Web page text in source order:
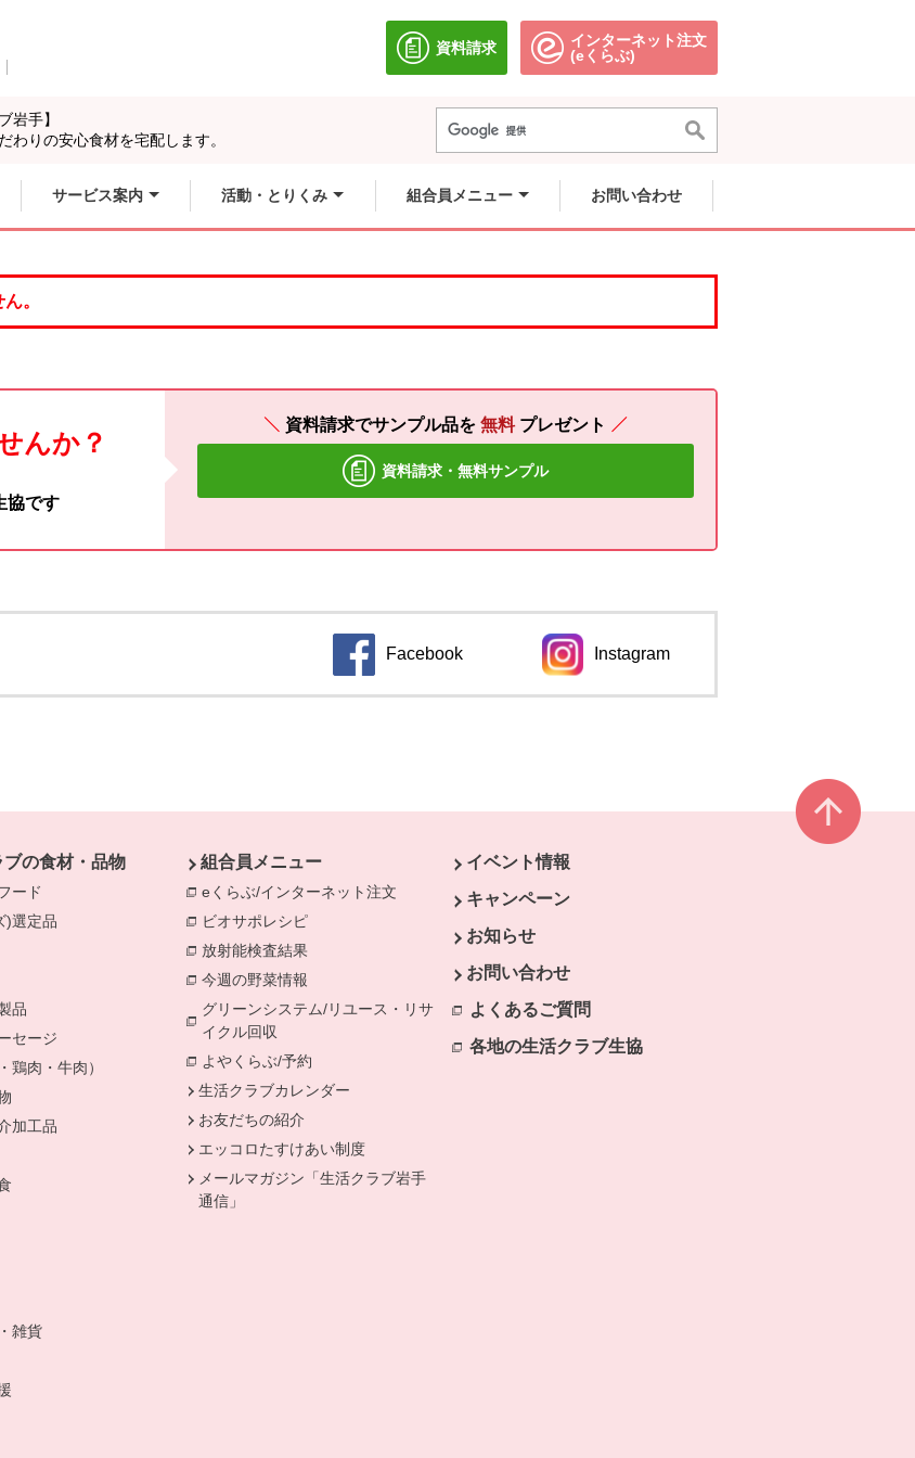
資料請求
別のウィンドウで開きます。
インターネット注文
(eくらぶ)別のウィンドウで開きます。
岩手】
わりの安心食材を宅配します。
サービス案内 活動・とりくみ 組合員メニュー お問い合わせ
。
んか？
協です
資料請求でサンプル品を 無料 プレゼント
資料請求・無料サンプル
Facebook Instagram
。
の食材・品物
ード
別のウィンドウで開きます。
)選定品 別のウィンドウで開きます。
品 別のウィンドウで開きます。
セージ 別のウィンドウで開きます。
鶏肉・牛肉）
別のウィンドウで開きます。
別のウィンドウで開きます。
加工品 別のウィンドウで開きます。
別のウィンドウで開きます。
雑貨
組合員メニュー
eくらぶ/インターネット注文 別のウィンドウで開きます。
ビオサポレシピ
放射能検査結果 別のウィンドウで開きます。
今週の野菜情報 別のウィンドウで開きます。
グリーンシステム/リユース・リサ
イクル回収
よやくらぶ/予約
生活クラブカレンダー
お友だちの紹介
エッコロたすけあい制度
メールマガジン「生活クラブ岩手
通信」
イベント情報
キャンペーン
お知らせ
お問い合わせ
よくあるご質問
各地の生活クラブ生協